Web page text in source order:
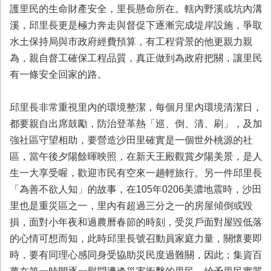
護里民的生命財產安全，里長懸命所在。轄內野溪或坑內溝
溪，邱里長更是極力奔走與督促下逐漸完成堤岸設施，爭取
水土保持局與市政府經費預算，有工程背景的他更親力親
為，親自督工確保工程品質，真正做到為政府把關，讓里民
有一條安全回家的路。
邱里長非常重視里內的環境整潔，每個月里內環境清潔日，
都要親自出席鼓勵，防治登革熱「巡、倒、清、刷」，及加
強社區守望相助，要營造沙田里確實是一個世外桃源的社
區，當午後夕陽餘暉映照，在新天王殿觀賞夕陽美景，是人
生一大享受喔，歡迎市民有空來一趟輕旅行。另一件邱里長
「為善不欲人知」的故事，在105年0206美濃地震時，沙田
里也是重災區之一，里內有超過三分之一的房屋傾倒或毀
損，面對小年夜和過農曆春節的時刻，受災戶面對屋毀低落
的心情可想而知，此時邱里長號召動員家庭力量，關懷要即
時，要有同理心感同身受協助災民度過難關，因此；集資百